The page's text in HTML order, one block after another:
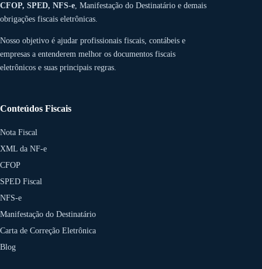
CFOP, SPED, NFS-e , Manifestação do Destinatário e demais
obrigações fiscais eletrônicas.
Nosso objetivo é ajudar profissionais fiscais, contábeis e
empresas a entenderem melhor os documentos fiscais
eletrônicos e suas principais regras.
Conteúdos Fiscais
Nota Fiscal
XML da NF-e
CFOP
SPED Fiscal
NFS-e
Manifestação do Destinatário
Carta de Correção Eletrônica
Blog